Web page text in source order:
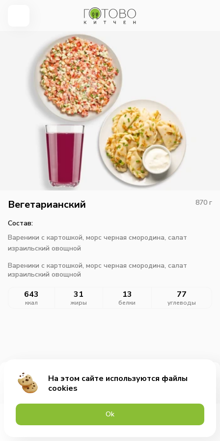
Вегетарианский 870 г
Состав:
Вареники с картошкой, морс черная смородина, салат
израильский овощной
Вареники с картошкой, морс черная смородина, салат
израильский овощной
643
ккал
31
жиры
13
белки
77
углеводы
Добавить за 605₽
На этом сайте используются файлы
cookies
Оk